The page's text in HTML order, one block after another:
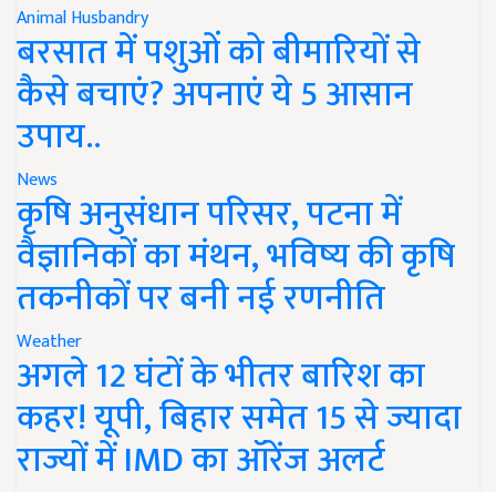
Animal Husbandry
बरसात में पशुओं को बीमारियों से
कैसे बचाएं? अपनाएं ये 5 आसान
उपाय..
News
कृषि अनुसंधान परिसर, पटना में
वैज्ञानिकों का मंथन, भविष्य की कृषि
तकनीकों पर बनी नई रणनीति
Weather
अगले 12 घंटों के भीतर बारिश का
कहर! यूपी, बिहार समेत 15 से ज्यादा
राज्यों में IMD का ऑरेंज अलर्ट